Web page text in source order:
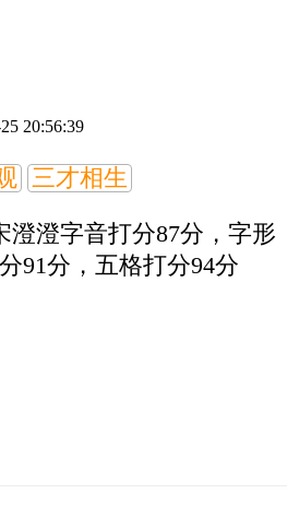
20:56:39
三才相生
澄澄字音打分87分，字形
91分，五格打分94分